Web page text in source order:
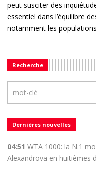
peut susciter des
essentiel dans l’équilibre
notamment les
Recherche
Dernières nouvelles
04:51 WTA 1000: la N.1
Alexandrova en huitièmes